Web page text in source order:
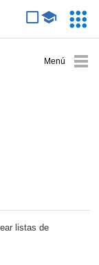
listas de